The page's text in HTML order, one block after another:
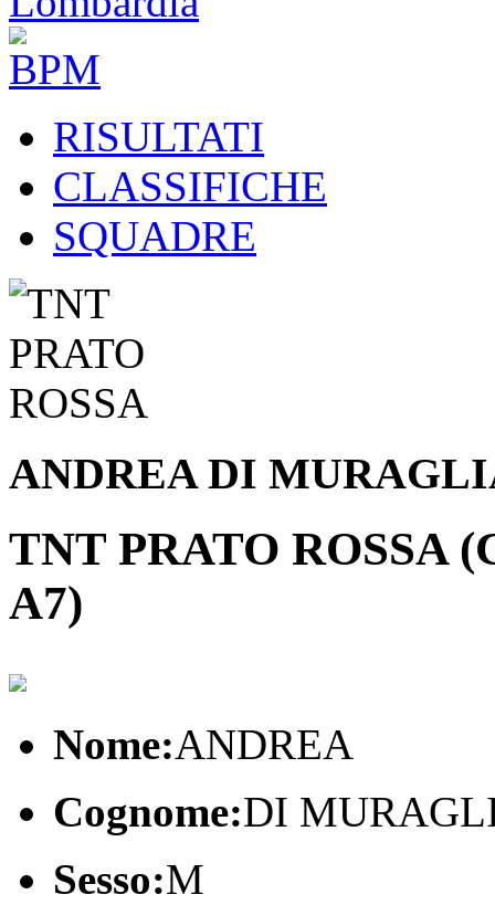
RISULTATI
CLASSIFICHE
SQUADRE
ANDREA DI
TNT PRATO ROSSA
A7)
Nome:ANDREA
Cognome:DI
Sesso:M